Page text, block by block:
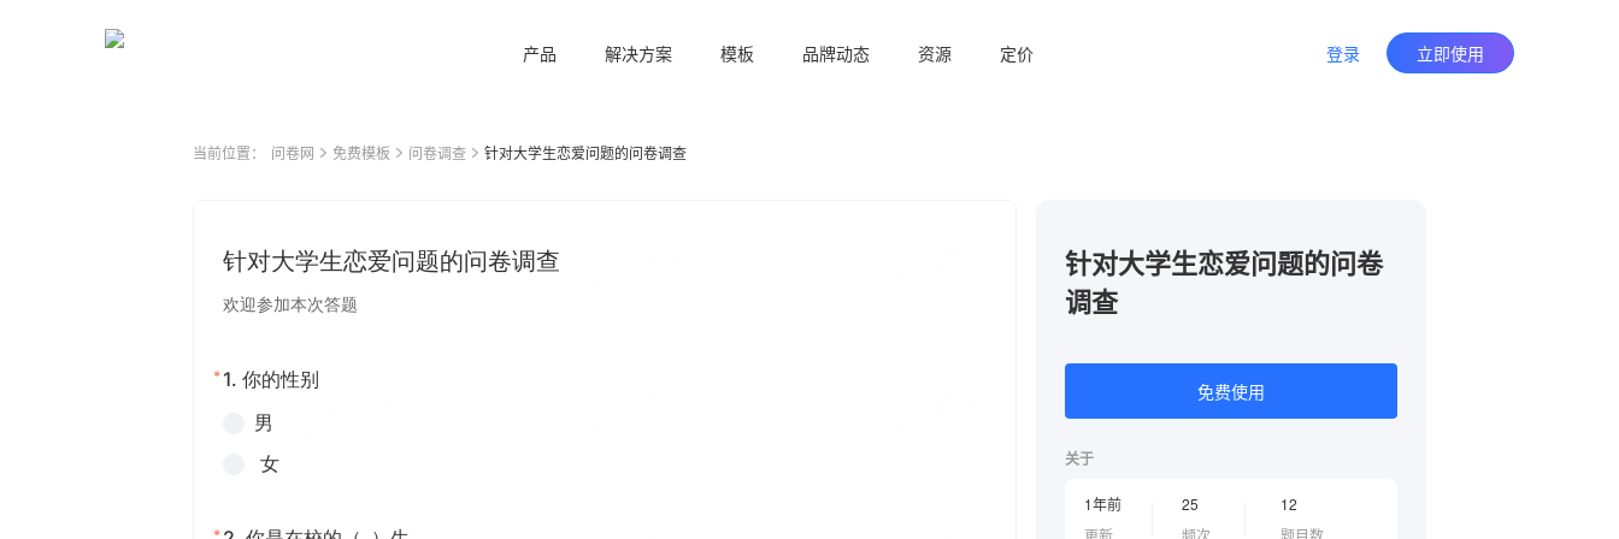
产品 解决方案 模板 品牌动态 资源 定价 登录 立即使用
当前位置： 问卷网 免费模板 问卷调查 针对大学生恋爱问题的问卷调查
针对大学生恋爱问题的问卷
调查
免费使用
关于
1年前
更新
25
频次
12
题目数